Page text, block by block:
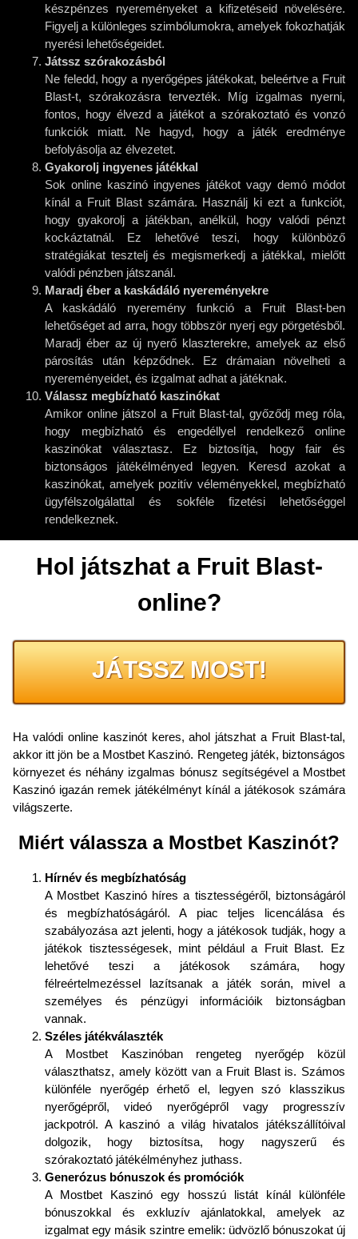
készpénzes nyereményeket a kifizetéseid növelésére.
Figyelj a különleges szimbólumokra, amelyek fokozhatják
nyerési lehetőségeidet.
Játssz szórakozásból
Ne feledd, hogy a nyerőgépes játékokat, beleértve a Fruit
Blast-t, szórakozásra tervezték. Míg izgalmas nyerni,
fontos, hogy élvezd a játékot a szórakoztató és vonzó
funkciók miatt. Ne hagyd, hogy a játék eredménye
befolyásolja az élvezetet.
Gyakorolj ingyenes játékkal
Sok online kaszinó ingyenes játékot vagy demó módot
kínál a Fruit Blast számára. Használj ki ezt a funkciót,
hogy gyakorolj a játékban, anélkül, hogy valódi pénzt
kockáztatnál. Ez lehetővé teszi, hogy különböző
stratégiákat tesztelj és megismerkedj a játékkal, mielőtt
valódi pénzben játszanál.
Maradj éber a kaskádáló nyereményekre
A kaskádáló nyeremény funkció a Fruit Blast-ben
lehetőséget ad arra, hogy többször nyerj egy pörgetésből.
Maradj éber az új nyerő klaszterekre, amelyek az első
párosítás után képződnek. Ez drámaian növelheti a
nyereményeidet, és izgalmat adhat a játéknak.
Válassz megbízható kaszinókat
Amikor online játszol a Fruit Blast-tal, győződj meg róla,
hogy megbízható és engedéllyel rendelkező online
kaszinókat választasz. Ez biztosítja, hogy fair és
biztonságos játékélményed legyen. Keresd azokat a
kaszinókat, amelyek pozitív véleményekkel, megbízható
ügyfélszolgálattal és sokféle fizetési lehetőséggel
rendelkeznek.
Hol játszhat a Fruit Blast-
online?
JÁTSSZ MOST!
Ha valódi online kaszinót keres, ahol játszhat a Fruit Blast-tal,
akkor itt jön be a Mostbet Kaszinó. Rengeteg játék, biztonságos
környezet és néhány izgalmas bónusz segítségével a Mostbet
Kaszinó igazán remek játékélményt kínál a játékosok számára
világszerte.
Miért válassza a Mostbet Kaszinót?
Hírnév és megbízhatóság
A Mostbet Kaszinó híres a tisztességéről, biztonságáról
és megbízhatóságáról. A piac teljes licencálása és
szabályozása azt jelenti, hogy a játékosok tudják, hogy a
játékok tisztességesek, mint például a Fruit Blast. Ez
lehetővé teszi a játékosok számára, hogy
félreértelmezéssel lazítsanak a játék során, mivel a
személyes és pénzügyi információik biztonságban
vannak.
Széles játékválaszték
A Mostbet Kaszinóban rengeteg nyerőgép közül
választhatsz, amely között van a Fruit Blast is. Számos
különféle nyerőgép érhető el, legyen szó klasszikus
nyerőgépről, videó nyerőgépről vagy progresszív
jackpotról. A kaszinó a világ hivatalos játékszállítóival
dolgozik, hogy biztosítsa, hogy nagyszerű és
szórakoztató játékélményhez juthass.
Generózus bónuszok és promóciók
A Mostbet Kaszinó egy hosszú listát kínál különféle
bónuszokkal és exkluzív ajánlatokkal, amelyek az
izgalmat egy másik szintre emelik: üdvözlő bónuszokat új